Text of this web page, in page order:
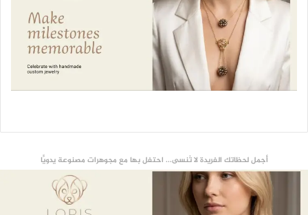
أجمل لحظاتك الفريدة لا تُنسى... احتفل بها مع مجوهرات مصنوعة يدويًّا